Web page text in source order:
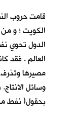
قامت حروب
الكويت ؛ و
الدول تحوي
العالم . فقد
مصيرها وتذرف
وسائل
بحقول( نفط